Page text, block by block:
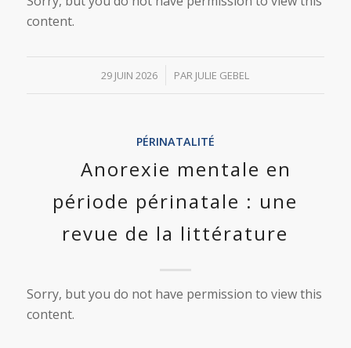
content.
29 JUIN 2026
/ PAR JULIE GEBEL
PÉRINATALITÉ
Anorexie mentale en
période périnatale : une
revue de la littérature
Sorry, but you do not have permission to view this
content.